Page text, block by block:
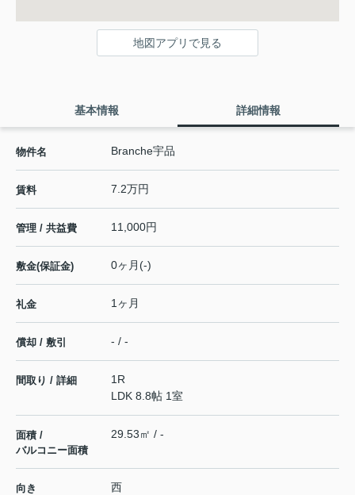
地図アプリで見る
基本情報 詳細情報
物件名 Branche宇品
賃料 7.2万円
管理 / 共益費 11,000円
敷金(保証金) 0ヶ月(-)
礼金 1ヶ月
償却 / 敷引 - / -
間取り / 詳細
1R
LDK 8.8帖 1室
面積 /
バルコニー面積
29.53㎡ / -
向き 西